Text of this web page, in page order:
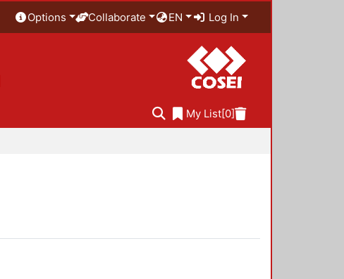
Options Collaborate EN Log In
My List[0]